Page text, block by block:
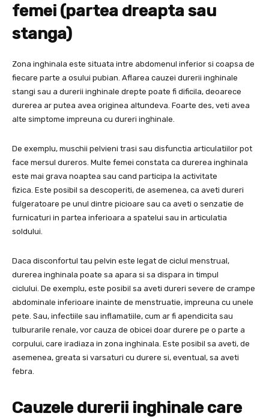
femei (partea dreapta sau
stanga)
Zona inghinala este situata intre abdomenul inferior si coapsa de
fiecare parte a osului pubian. Aflarea cauzei durerii inghinale
stangi sau a durerii inghinale drepte poate fi dificila, deoarece
durerea ar putea avea originea altundeva. Foarte des, veti avea
alte simptome impreuna cu dureri inghinale.
De exemplu, muschii pelvieni trasi sau disfunctia articulatiilor pot
face mersul dureros. Multe femei constata ca durerea inghinala
este mai grava noaptea sau cand participa la activitate
fizica. Este posibil sa descoperiti, de asemenea, ca aveti dureri
fulgeratoare pe unul dintre picioare sau ca aveti o senzatie de
furnicaturi in partea inferioara a spatelui sau in articulatia
soldului.
Daca disconfortul tau pelvin este legat de ciclul menstrual,
durerea inghinala poate sa apara si sa dispara in timpul
ciclului. De exemplu, este posibil sa aveti dureri severe de crampe
abdominale inferioare inainte de menstruatie, impreuna cu unele
pete. Sau, infectiile sau inflamatiile, cum ar fi apendicita sau
tulburarile renale, vor cauza de obicei doar durere pe o parte a
corpului, care iradiaza in zona inghinala. Este posibil sa aveti, de
asemenea, greata si varsaturi cu durere si, eventual, sa aveti
febra.
Cauzele durerii inghinale care